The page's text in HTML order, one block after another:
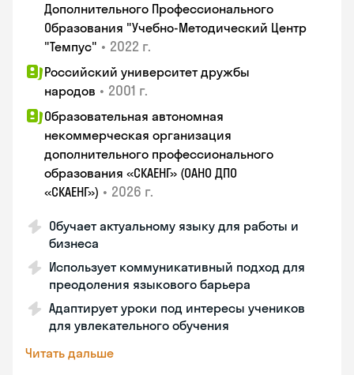
Дополнительного Профессионального
Образования "Учебно-Методический Центр
"Темпус" • 2022 г.
Российский университет дружбы
народов • 2001 г.
Образовательная автономная
некоммерческая организация
дополнительного профессионального
образования «СКАЕНГ» (ОАНО ДПО
«СКАЕНГ») • 2026 г.
Обучает актуальному языку для работы и
бизнеса
Использует коммуникативный подход для
преодоления языкового барьера
Адаптирует уроки под интересы учеников
для увлекательного обучения
Читать дальше